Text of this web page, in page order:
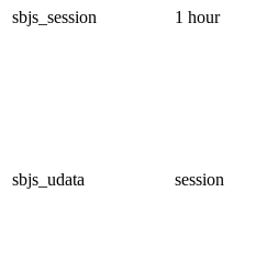
sbjs_session 1 hour
sbjs_udata session